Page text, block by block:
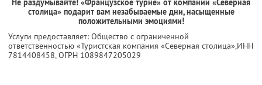
Не раздумывайте! «Французское турне» от компании «Северная
столица» подарит вам незабываемые дни, насыщенные
положительными эмоциями!
Услуги предоставляет: Общество с ограниченной
ответственностью «Туристская компания «Северная столица»,ИНН
7814408458, ОГРН 1089847205029